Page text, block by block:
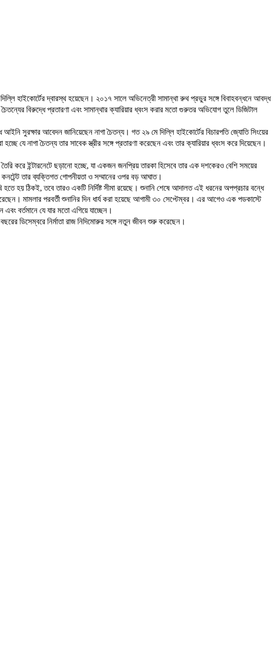
হাইকোর্টের দ্বারস্থ হয়েছেন। ২০১৭ সালে অভিনেত্রী সামান্থা রুথ প্রভুর সঙ্গে বিবাহবন্ধনে আবদ্ধ
চৈতন্যের বিরুদ্ধে প্রতারণা এবং সামান্থার ক্যারিয়ার ধ্বংস করার মতো গুরুতর অভিযোগ তুলে ডিজিটাল
সুরক্ষার আবেদন জানিয়েছেন নাগা চৈতন্য। গত ২৯ মে দিল্লি হাইকোর্টের বিচারপতি জ্যোতি সিংয়ের
যে নাগা চৈতন্য তার সাবেক স্ত্রীর সঙ্গে প্রতারণা করেছেন এবং তার ক্যারিয়ার ধ্বংস করে দিয়েছেন।
ইন্টারনেটে ছড়ানো হচ্ছে, যা একজন জনপ্রিয় তারকা হিসেবে তার এক দশকেরও বেশি সময়ের
কনটেন্ট তার ব্যক্তিগত গোপনীয়তা ও সম্মানের ওপর বড় আঘাত।
হতে হয় ঠিকই, তবে তারও একটি নির্দিষ্ট সীমা রয়েছে। শুনানি শেষে আদালত এই ধরনের অপপ্রচার বন্ধে
মামলার পরবর্তী শুনানির দিন ধার্য করা হয়েছে আগামী ৩০ সেপ্টেম্বর। এর আগেও এক পডকাস্টে
বর্তমানে যে যার মতো এগিয়ে যাচ্ছেন।
ডিসেম্বরে নির্মাতা রাজ নিদিমোরুর সঙ্গে নতুন জীবন শুরু করেছেন।